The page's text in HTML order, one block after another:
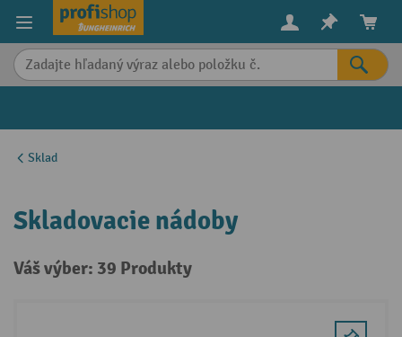
content
Sklad
Skladovacie nádoby
Váš výber: 39 Produkty